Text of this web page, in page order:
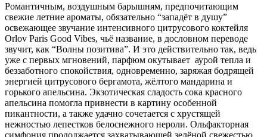
Романтичным, воздушным барышням, предпочитающим
свежие летние ароматы, обязательно “западёт в душу”
освежающее звучание интенсивного цитрусового коктейля
Orlov Paris Good Vibes, чьё название, в дословном переводе
звучит, как “Волны позитива”. И это действительно так, ведь
уже с первых мгновений, парфюм окутывает аурой тепла и
беззаботного спокойствия, одновременно, заряжая бодрящей
энергией цитрусового бергамота, жёлтого мандарина и
горького апельсина. Экзотическая сладость сока красного
апельсина помогла привнести в картину особенной
пикантности, а также удачно сочетается с хрустящей
нежностью лепестков белоснежного нероли. Ольфакторная
симфония продолжается захватывающей зелёной свежестью